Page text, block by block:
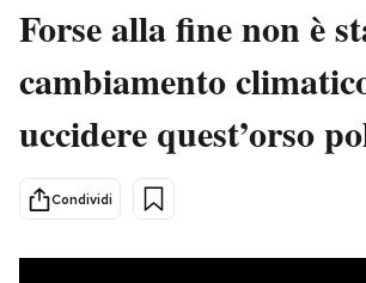
Italia
Politica
Tecnologia
Scienza
Moda
Storie/
Forse alla fine non è
cambiamento
uccidere quest’orso
Condividi